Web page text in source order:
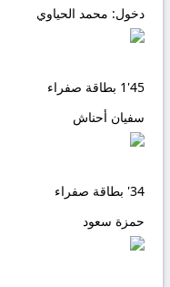
دخول: محمد الحياوي
45'
1 بطاقة صفراء
سفيان أحناش
34' بطاقة صفراء
حمزة سعود